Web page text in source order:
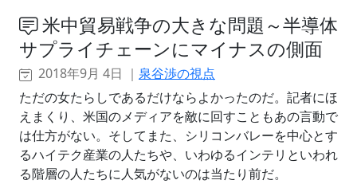
米中貿易戦争の大きな問題～半導体
サプライチェーンにマイナスの側面
2018年9月 4日 ｜ 泉谷渉の視点
ただの女たらしであるだけならよかったのだ。記者にほ
えまくり、米国のメディアを敵に回すこともあの言動で
は仕方がない。そしてまた、シリコンバレーを中心とす
るハイテク産業の人たちや、いわゆるインテリといわれ
る階層の人たちに人気がないのは当たり前だ。